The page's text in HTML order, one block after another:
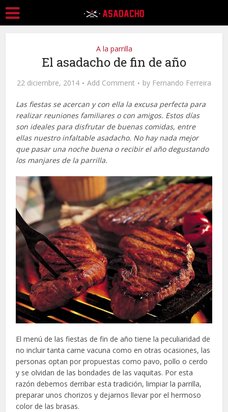
A la parrilla
El asadacho de fin de año
22 diciembre, 2014 Add Comment by Fernando Ferreira
Las fiestas se acercan y con ella la excusa perfecta para
realizar reuniones familiares o con amigos. Estos días
son ideales para disfrutar de buenas comidas, entre
ellas nuestro infaltable asadacho. No hay nada mejor
que pasar una noche buena o recibir el año degustando
los manjares de la parrilla.
El menú de las fiestas de fin de año tiene la peculiaridad de
no incluir tanta carne vacuna como en otras ocasiones, las
personas optan por propuestas como pavo, pollo o cerdo
y se olvidan de las bondades de las vaquitas. Por esta
razón debemos derribar esta tradición, limpiar la parrilla,
preparar unos chorizos y dejarnos llevar por el hermoso
color de las brasas.